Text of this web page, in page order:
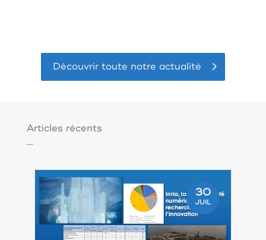
Découvrir toute notre actualité
Articles récents
30
JUIL